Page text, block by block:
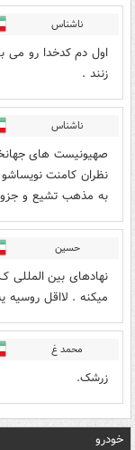
ناشناس
اول دم کدخدا رو می
زنند .
ناشناس
صهیونیست های
نظران کامنت
به مذهب تشیع و
حسین
نهادهای بین المللی
میکنه . لااقل روسیه
محمد غ
زرشک.
خودرو